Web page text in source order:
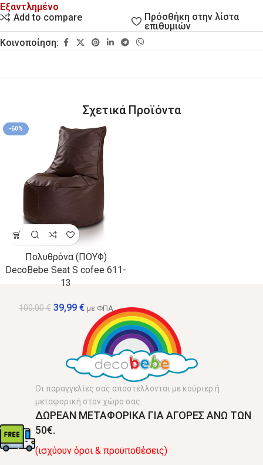
Εξαντλημένο
Add to compare
Πρόσθήκη στην λίστα
επιθυμιών
Κοινοποίηση:
Σχετικά Προϊόντα
-60%
Πολυθρόνα (ΠΟΥΦ)
DecoBebe Seat S cofee 611-
13
100,00€ 39,99 € με ΦΠΑ
Οι παραγγελίες σας αποστέλλονται με κούριερ ή
μεταφορική στον χώρο σας.
ΔΩΡΕΑΝ ΜΕΤΑΦΟΡΙΚΑ ΓΙΑ ΑΓΟΡΕΣ ΑΝΩ ΤΩΝ
50€.
(ισχύουν όροι & προϋποθέσεις)